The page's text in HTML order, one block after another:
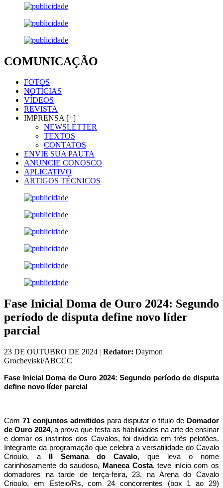
COMUNICAÇÃO
FOTOS
NOTÍCIAS
VÍDEOS
REVISTA
IMPRENSA [+]
NEWSLETTER
TEXTOS
CONTATOS
ENVIE SUA PAUTA
ANUNCIE CONOSCO
APLICATIVO
ARTIGOS TÉCNICOS
Fase Inicial Doma de Ouro 2024: Segundo
período de disputa define novo líder
parcial
23 DE OUTUBRO DE 2024 | Redator: Daymon
Grocheviski/ABCCC
Fase Inicial Doma de Ouro 2024: Segundo período de disputa
define novo líder parcial
Com 71 conjuntos admitidospara disputar o título de Domador
de Ouro 2024, a prova que testa as habilidades na arte de ensinar
e domar os instintos dos Cavalos, foi dividida em três pelotões.
Integrante da programação que celebra a versatilidade do Cavalo
Crioulo, a
II Semana do Cavalo, que leva o nome
carinhosamente do saudoso, Maneca Costa, teve início com os
domadores na tarde de terça-feira, 23, na Arena do Cavalo
Crioulo, em Esteio/Rs, com 24 concorrentes (box 1 ao 29)